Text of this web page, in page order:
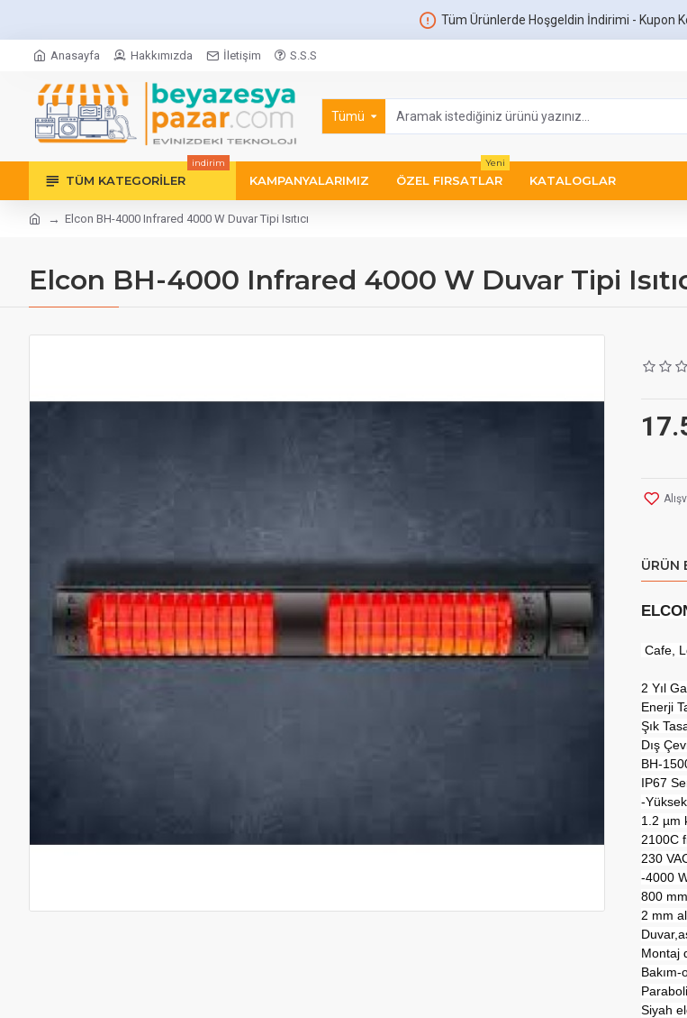
Tüm Ürünlerde Hoşgeldin İndirimi - Kupon
Anasayfa Hakkımızda İletişim S.S.S
Tümü
TÜM KATEGORILER
indirim
KAMPANYALARIMIZ ÖZEL FIRSATLAR
Yeni
KATALOGLAR
Elcon BH-4000 Infrared 4000 W Duvar Tipi Isıtıcı
Elcon BH-4000 Infrared 4000 W Duvar Tipi
ÜRÜN
Cafe,
2 Yıl
Enerji
Şık
Dış
BH-
IP67
-
1.2 µm
2100C
230
-4000
800
2 mm
Montaj
Siyah